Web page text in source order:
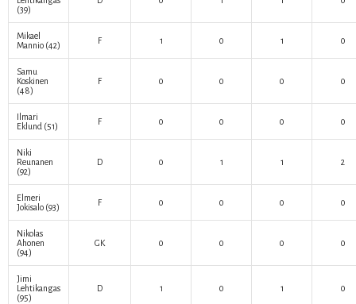
(39)
Mikael
Mannio (42) F 1 0 1 0
Samu
Koskinen
(48)
F 0 0 0 0
Ilmari
Eklund (51) F 0 0 0 0
Niki
Reunanen
(92)
D 0 1 1 2
Elmeri
Jokisalo (93) F 0 0 0 0
Nikolas
Ahonen
(94)
GK 0 0 0 0
Jimi
Lehtikangas
(95)
D 1 0 1 0